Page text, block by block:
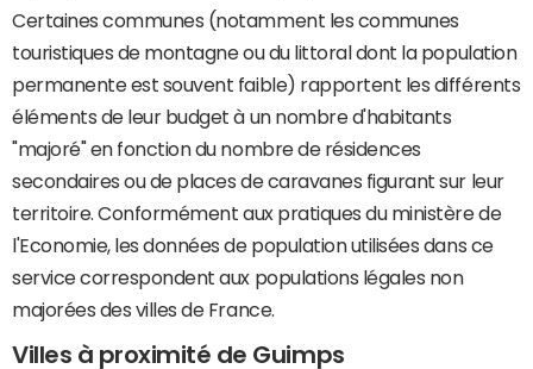
Certaines communes (notamment les communes
touristiques de montagne ou du littoral dont la population
permanente est souvent faible) rapportent les différents
éléments de leur budget à un nombre d'habitants
"majoré" en fonction du nombre de résidences
secondaires ou de places de caravanes figurant sur leur
territoire. Conformément aux pratiques du ministère de
l'Economie, les données de population utilisées dans ce
service correspondent aux populations légales non
majorées des villes de France.
Villes à proximité de Guimps